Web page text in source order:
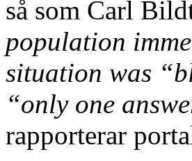
så som Carl
population
situation was
“only one
rapporterar